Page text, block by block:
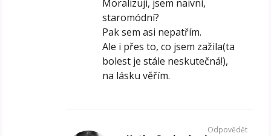
Moralizuji, jsem naivní,
staromódní?
Pak sem asi nepatřím.
Ale i přes to, co jsem zažila(ta
bolest je stále neskutečná!),
na lásku věřím.
Odpovědět